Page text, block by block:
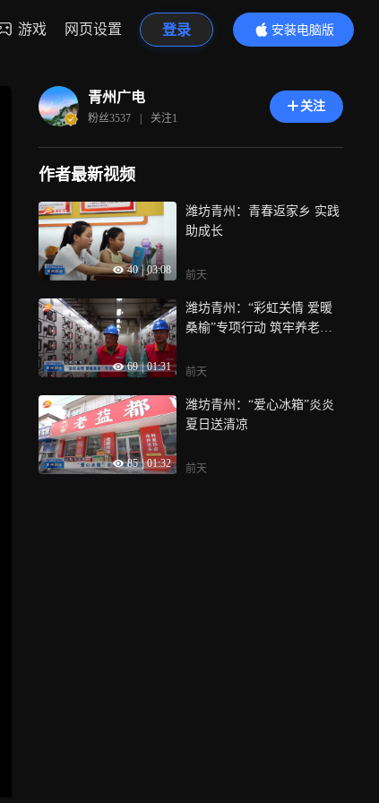
游戏 网页设置 登录
安装电脑版
内容更精彩
青州广电
粉丝3537 | 关注1
关注
作者最新视频
40 | 03:08
潍坊青州：青春返家乡 实践
助成长
前天
69 | 01:31
潍坊青州：“彩虹关情 爱暖
桑榆”专项行动 筑牢养老机
前天
85 | 01:32
潍坊青州：“爱心冰箱”炎炎
夏日送清凉
前天